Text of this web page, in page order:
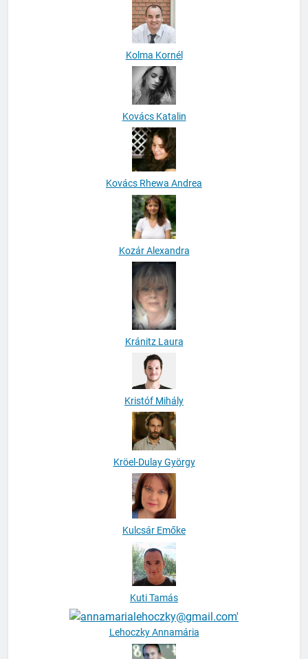
Kolma Kornél
Kovács Katalin
Kovács Rhewa Andrea
Kozár Alexandra
Kránitz Laura
Kristóf Mihály
Kröel-Dulay György
Kulcsár Emőke
Kuti Tamás
Lehoczky Annamária